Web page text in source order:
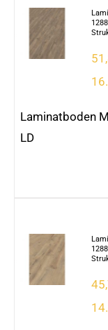
Laminatboden
LD